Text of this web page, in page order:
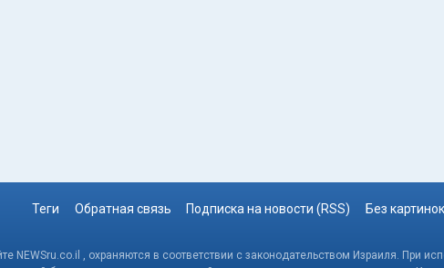
Теги Обратная связь Подписка на новости (RSS) Без картинок
NEWSru.co.il , охраняются в соответствии с законодательством Израиля. При